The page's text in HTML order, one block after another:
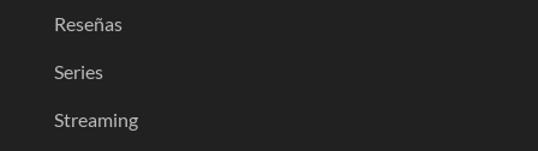
Reseñas
Series
Streaming